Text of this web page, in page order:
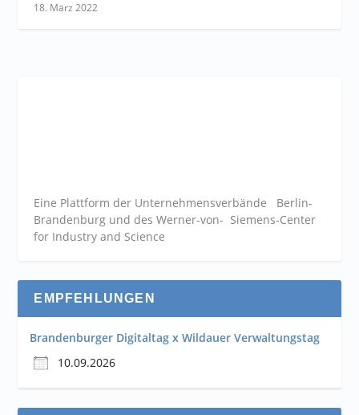
18. März 2022
Eine Plattform der Unternehmensverbände Berlin-
Brandenburg und des Werner-von- Siemens-Center
for Industry and Science
EMPFEHLUNGEN
Brandenburger Digitaltag x Wildauer Verwaltungstag
10.09.2026